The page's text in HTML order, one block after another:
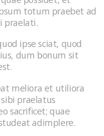
totum praebet ad
praelati.
ipse sciat, quod
dum bonum sit
meliora et utiliora
praelatus
sacrificet; quae
adimplere.